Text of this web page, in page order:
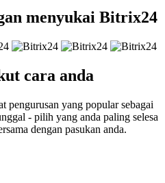
menyukai Bitrix24
cara anda
pengurusan yang popular sebagai
- pilih yang anda paling selesa
dengan pasukan anda.